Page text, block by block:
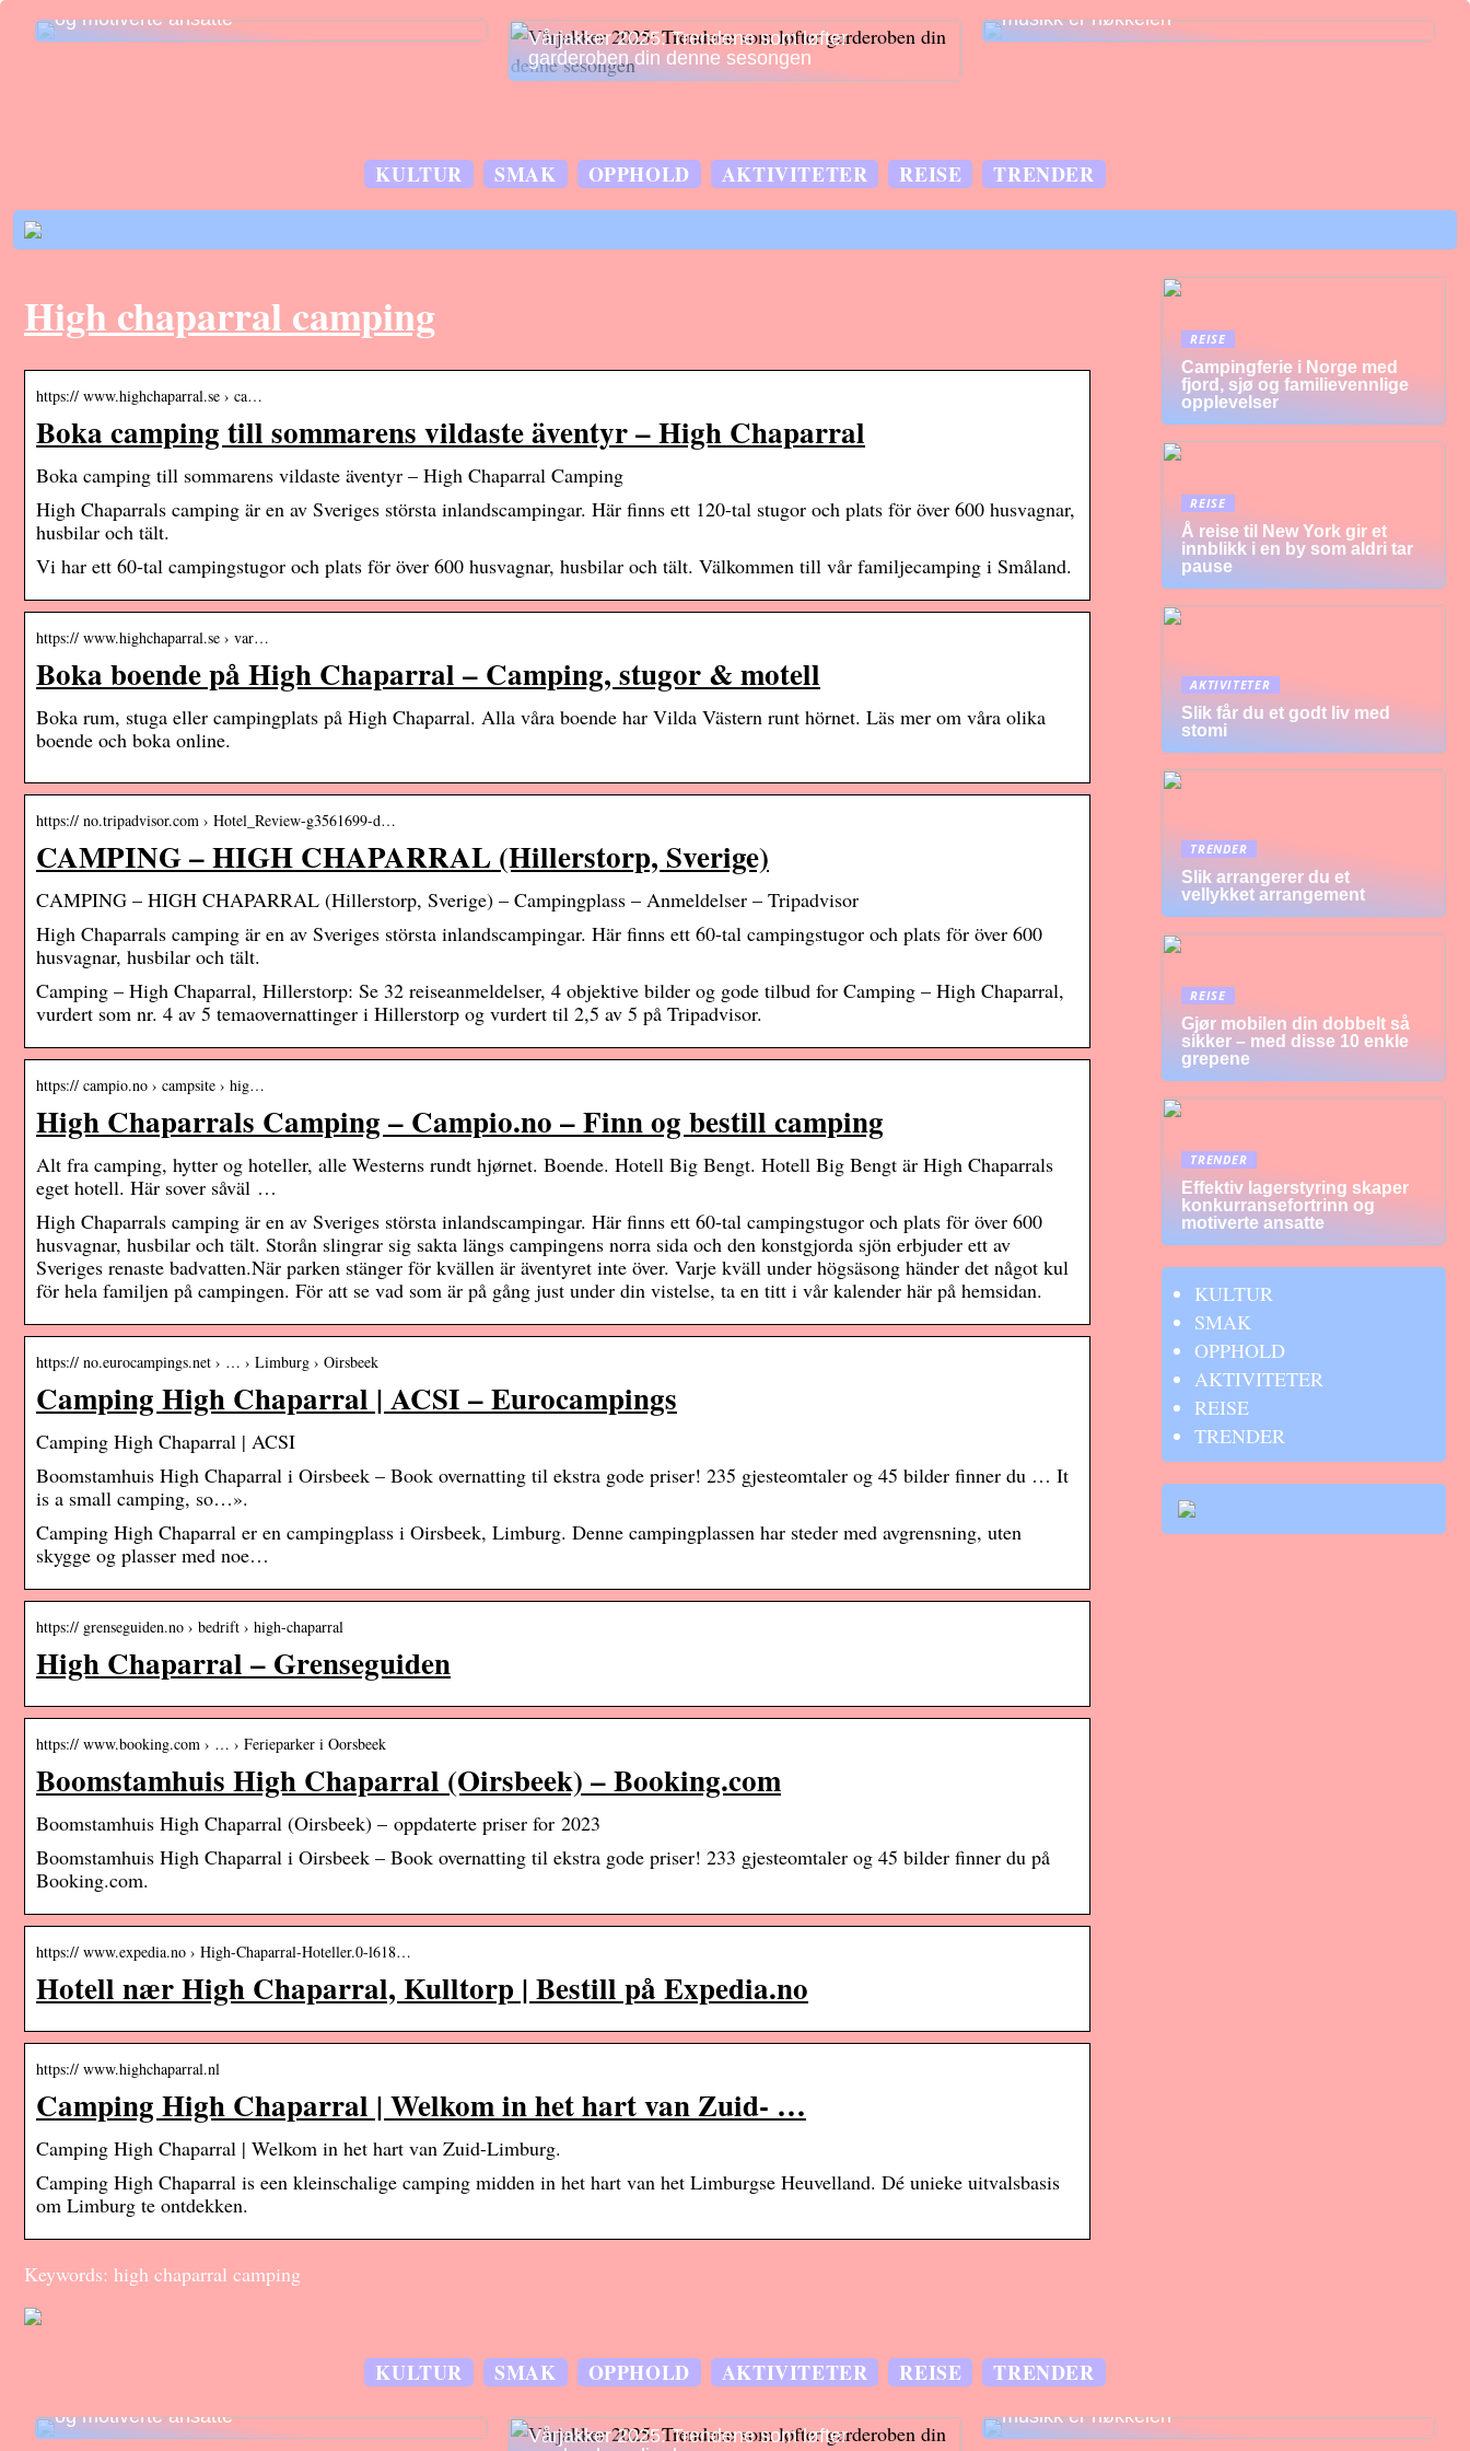
og motiverte ansatte
Vårjakker 2025: Trendene som løfter
garderoben din denne sesongen
musikk er nøkkelen
KULTUR SMAK OPPHOLD AKTIVITETER REISE TRENDER
High chaparral camping
https:// www.highchaparral.se › ca…
Boka camping till sommarens vildaste äventyr – High Chaparral
Boka camping till sommarens vildaste äventyr – High Chaparral Camping
High Chaparrals camping är en av Sveriges största inlandscampingar. Här finns ett 120-tal stugor och plats för över 600 husvagnar,
husbilar och tält.
Vi har ett 60-tal campingstugor och plats för över 600 husvagnar, husbilar och tält. Välkommen till vår familjecamping i Småland.
https:// www.highchaparral.se › var…
Boka boende på High Chaparral – Camping, stugor & motell
Boka rum, stuga eller campingplats på High Chaparral. Alla våra boende har Vilda Västern runt hörnet. Läs mer om våra olika
boende och boka online.
https:// no.tripadvisor.com › Hotel_Review-g3561699-d…
CAMPING – HIGH CHAPARRAL (Hillerstorp, Sverige)
CAMPING – HIGH CHAPARRAL (Hillerstorp, Sverige) – Campingplass – Anmeldelser – Tripadvisor
High Chaparrals camping är en av Sveriges största inlandscampingar. Här finns ett 60-tal campingstugor och plats för över 600
husvagnar, husbilar och tält.
Camping – High Chaparral, Hillerstorp: Se 32 reiseanmeldelser, 4 objektive bilder og gode tilbud for Camping – High Chaparral,
vurdert som nr. 4 av 5 temaovernattinger i Hillerstorp og vurdert til 2,5 av 5 på Tripadvisor.
https:// campio.no › campsite › hig…
High Chaparrals Camping – Campio.no – Finn og bestill camping
Alt fra camping, hytter og hoteller, alle Westerns rundt hjørnet. Boende. Hotell Big Bengt. Hotell Big Bengt är High Chaparrals
eget hotell. Här sover såväl …
High Chaparrals camping är en av Sveriges största inlandscampingar. Här finns ett 60-tal campingstugor och plats för över 600
husvagnar, husbilar och tält. Storån slingrar sig sakta längs campingens norra sida och den konstgjorda sjön erbjuder ett av
Sveriges renaste badvatten.När parken stänger för kvällen är äventyret inte över. Varje kväll under högsäsong händer det något kul
för hela familjen på campingen. För att se vad som är på gång just under din vistelse, ta en titt i vår kalender här på hemsidan.
https:// no.eurocampings.net › … › Limburg › Oirsbeek
Camping High Chaparral | ACSI – Eurocampings
Camping High Chaparral | ACSI
Boomstamhuis High Chaparral i Oirsbeek – Book overnatting til ekstra gode priser! 235 gjesteomtaler og 45 bilder finner du … It
is a small camping, so…».
Camping High Chaparral er en campingplass i Oirsbeek, Limburg. Denne campingplassen har steder med avgrensning, uten
skygge og plasser med noe…
https:// grenseguiden.no › bedrift › high-chaparral
High Chaparral – Grenseguiden
https:// www.booking.com › … › Ferieparker i Oorsbeek
Boomstamhuis High Chaparral (Oirsbeek) – Booking.com
Boomstamhuis High Chaparral (Oirsbeek) – oppdaterte priser for 2023
Boomstamhuis High Chaparral i Oirsbeek – Book overnatting til ekstra gode priser! 233 gjesteomtaler og 45 bilder finner du på
Booking.com.
https:// www.expedia.no › High-Chaparral-Hoteller.0-l618…
Hotell nær High Chaparral, Kulltorp | Bestill på Expedia.no
https:// www.highchaparral.nl
Camping High Chaparral | Welkom in het hart van Zuid- …
Camping High Chaparral | Welkom in het hart van Zuid-Limburg.
Camping High Chaparral is een kleinschalige camping midden in het hart van het Limburgse Heuvelland. Dé unieke uitvalsbasis
om Limburg te ontdekken.
Keywords: high chaparral camping
REISE
Campingferie i Norge med
fjord, sjø og familievennlige
opplevelser
REISE
Å reise til New York gir et
innblikk i en by som aldri tar
pause
AKTIVITETER
Slik får du et godt liv med
stomi
TRENDER
Slik arrangerer du et
vellykket arrangement
REISE
Gjør mobilen din dobbelt så
sikker – med disse 10 enkle
grepene
TRENDER
Effektiv lagerstyring skaper
konkurransefortrinn og
motiverte ansatte
KULTUR
SMAK
OPPHOLD
AKTIVITETER
REISE
TRENDER
KULTUR SMAK OPPHOLD AKTIVITETER REISE TRENDER
og motiverte ansatte
Vårjakker 2025: Trendene som løfter
musikk er nøkkelen